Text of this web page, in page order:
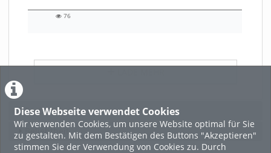
Diese Webseite verwendet Cookies
Wir verwenden Cookies, um unsere Website optimal für Sie
zu gestalten. Mit dem Bestätigen des Buttons "Akzeptieren"
stimmen Sie der Verwendung von Cookies zu. Durch
76
Featured
Beliebtheit